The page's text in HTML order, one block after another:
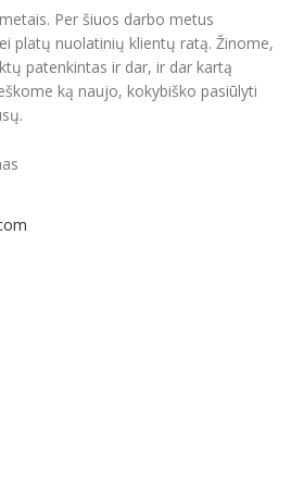
40
Nedažo, nesiburbuliuoja, spec.
technologijos dėka mažai glamžosi.
Supakuotas į praktišką maišelį su
užtrauktuku, kurį jūsų vaikas galės ir
Per šiuos darbo metus
platų nuolatinių klientų ratą. Žinome,
patenkintas ir dar, ir dar kartą
ką naujo, kokybiško pasiūlyti